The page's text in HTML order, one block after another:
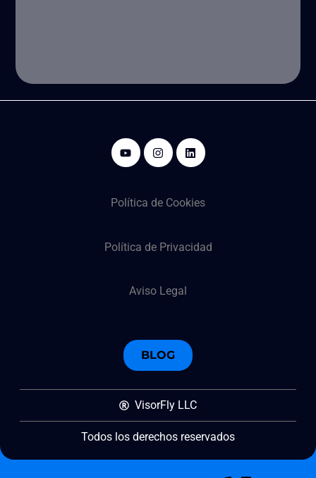
Política de Cookies
Política de Privacidad
Aviso Legal
BLOG
VisorFly LLC
Todos los derechos reservados